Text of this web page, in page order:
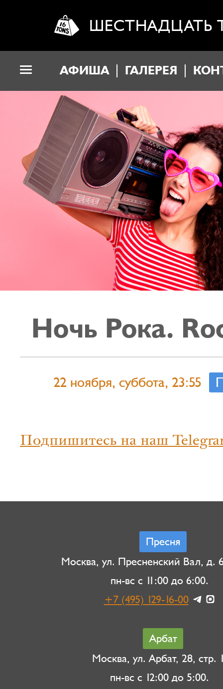
ШЕСТНАДЦАТЬ
АФИША ГАЛЕРЕЯ
Ночь Рока.
22 ноября, суббота, 23:55
Подпишитесь на наш
Пресня
Москва, ул. Пресненский Вал, д.
пн-вс с 11:00 до 6:00.
+7 (495) 129-16-00
Арбат
Москва, ул. Арбат, 28, стр.
пн-вс с 12:00 до 5:00.